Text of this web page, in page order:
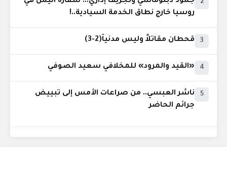
2
روسيا خارج نطاق الخدمة السيادية..!
3 قحطان مقاتلاً وليس مدنياً(2-3)
4 «القيد والمرود» للمخلافي سعيد الصوفي
5
ناشر العبسي.. من صراعات الأمس إلى تبييض
جرائم الحاضر